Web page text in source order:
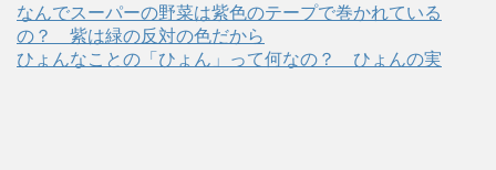
なんでスーパーの野菜は紫色のテープで巻かれている
の？ 紫は緑の反対の色だから
ひょんなことの「ひょん」って何なの？ ひょんの実